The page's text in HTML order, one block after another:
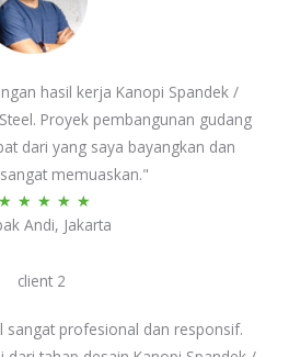
hasil kerja Kanopi Spandek /
Proyek pembangunan gudang
dari yang saya bayangkan dan
memuaskan."
★ ★ ★ ★ ★Rated
5
Andi, Jakarta
sangat profesional dan responsif.